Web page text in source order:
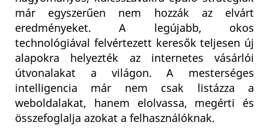
már egyszerűen nem hozzák az elvárt
eredményeket. A legújabb, okos
technológiával felvértezett keresők teljesen új
alapokra helyezték az internetes vásárlói
útvonalakat a világon. A mesterséges
intelligencia már nem csak listázza a
weboldalakat, hanem elolvassa, megérti és
összefoglalja azokat a felhasználóknak.